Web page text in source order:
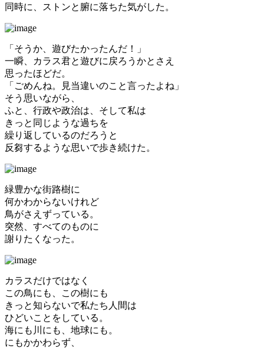
同時に、ストンと腑に落ちた気がした。
「そうか、遊びたかったんだ！」
一瞬、カラス君と遊びに戻ろうかとさえ
思ったほどだ。
「ごめんね。見当違いのこと言ったよね」
そう思いながら、
ふと、行政や政治は、そして私は
きっと同じような過ちを
繰り返しているのだろうと
反芻するような思いで歩き続けた。
緑豊かな街路樹に
何かわからないけれど
鳥がさえずっている。
突然、すべてのものに
謝りたくなった。
カラスだけではなく
この鳥にも、この樹にも
きっと知らないで私たち人間は
ひどいことをしている。
海にも川にも、地球にも。
にもかかわらず、